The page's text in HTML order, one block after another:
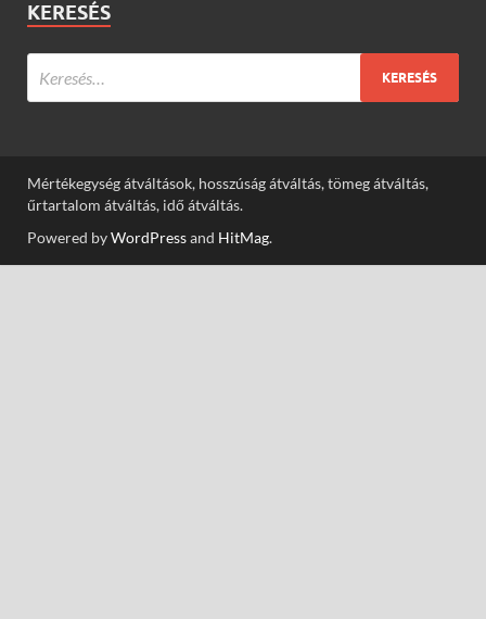
KERESÉS
Mértékegység átváltások, hosszúság átváltás, tömeg átváltás,
űrtartalom átváltás, idő átváltás.
Powered byWordPressand HitMag.